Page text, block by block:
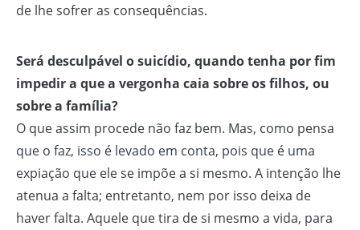
de lhe sofrer as consequências.
Será desculpável o suicídio, quando tenha por fim
impedir a que a vergonha caia sobre os filhos, ou
sobre a família?
O que assim procede não faz bem. Mas, como pensa
que o faz, isso é levado em conta, pois que é uma
expiação que ele se impõe a si mesmo. A intenção lhe
atenua a falta; entretanto, nem por isso deixa de
haver falta. Aquele que tira de si mesmo a vida, para